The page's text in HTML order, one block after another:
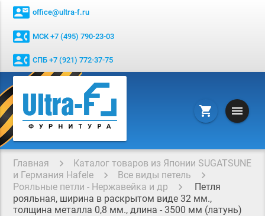
contact_mail office@ultra-f.ru
contact_phone МСК +7 (495) 790-23-03
contact_phone СПБ +7 (921) 772-37-75
shopping_cart menu
Главная
Каталог товаров из Японии SUGATSUNE
и Германия Hafele
Все виды петель
Рояльные петли - Нержавейка и др
Петля
рояльная, ширина в раскрытом виде 32 мм.,
толщина металла 0,8 мм., длина - 3500 мм (латунь)